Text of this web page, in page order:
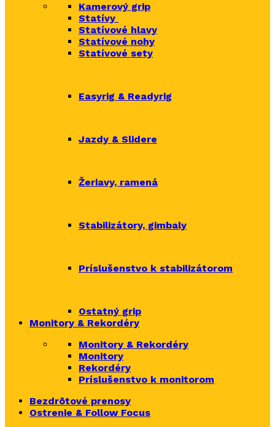
Kamerový grip
Statívy
Statívové hlavy
Statívové nohy
Statívové sety
Easyrig & Readyrig
Jazdy & Slidere
Žeriavy, ramená
Stabilizátory, gimbaly
Príslušenstvo k stabilizátorom
Ostatný grip
Monitory & Rekordéry
Monitory & Rekordéry
Monitory
Rekordéry
Príslušenstvo k monitorom
Bezdrôtové prenosy
Ostrenie & Follow Focus